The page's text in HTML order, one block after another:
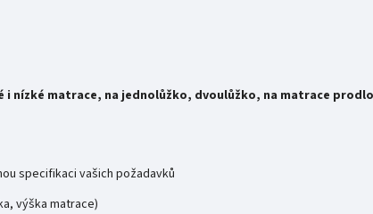
i nízké matrace, na jednolůžko, dvoulůžko, na matrace
specifikaci vašich požadavků
výška matrace)